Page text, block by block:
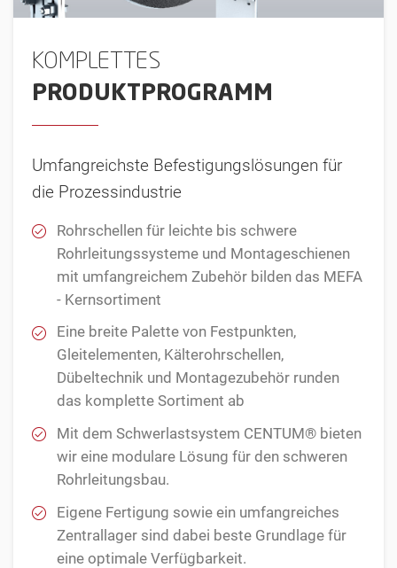
KOMPLETTES
PRODUKTPROGRAMM
Umfangreichste Befestigungslösungen für
die Prozessindustrie
Rohrschellen für leichte bis schwere
Rohrleitungssysteme und Montageschienen
mit umfangreichem Zubehör bilden das MEFA
- Kernsortiment
Eine breite Palette von Festpunkten,
Gleitelementen, Kälterohrschellen,
Dübeltechnik und Montagezubehör runden
das komplette Sortiment ab
Mit dem Schwerlastsystem CENTUM® bieten
wir eine modulare Lösung für den schweren
Rohrleitungsbau.
Eigene Fertigung sowie ein umfangreiches
Zentrallager sind dabei beste Grundlage für
eine optimale Verfügbarkeit.